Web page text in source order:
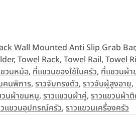
Wall MountedTags
Anti Slip Grab Bar,
, Towel Rack, Towel Rail, Towel
วนหม้อ, ที่แขวนของใช้ในครัว, ที่แขวนผ้า
คนพิการ, ราวจับทรงตัว, ราวจับผู้สูงอายุ,
วนผ้าขนหนู, ราวแขวนผ้าคู่, ราวแขวนผ้า
วแขวนอุปกรณ์ครัว, ราวแขวนเครื่องครัว